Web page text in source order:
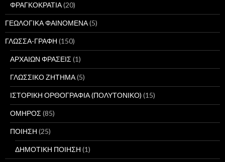
ΦΡΑΓΚΟΚΡΑΤΙΑ(20)
ΓΕΩΛΟΓΙΚΑ ΦΑΙΝΟΜΕΝΑ(5)
ΓΛΩΣΣΑ-ΓΡΑΦΗ (150)
ΑΡΧΑΙΩΝ ΦΡΑΣΕΙΣ (1)
ΓΛΩΣΣΙΚΟ ΖΗΤΗΜΑ(5)
ΙΣΤΟΡΙΚΗ ΟΡΘΟΓΡΑΦΙΑ (ΠΟΛΥΤΟΝΙΚΟ) (15)
ΟΜΗΡΟΣ (85)
ΠΟΙΗΣΗ (25)
ΔΗΜΟΤΙΚΗ ΠΟΙΗΣΗ (1)